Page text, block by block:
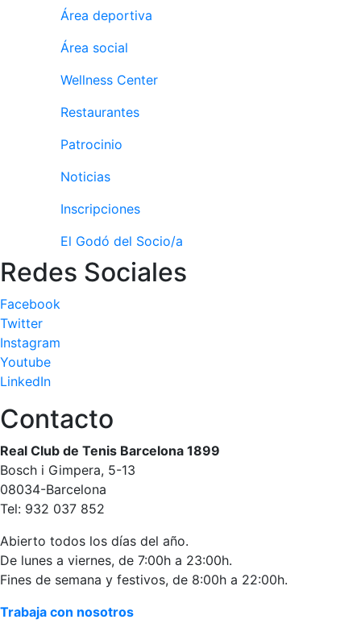
Normativa
Restaurantes
El Snack
Casa Arilla
Chill Out
Patrocinio
Patrocinadores
la Revista
Ventajas
sociales
¿Quieres ser
Patrocinador
del Club?
Noticias
Inscripciones
El Godó
Socio/a
Área deportiva
Área social
Wellness Center
Restaurantes
Patrocinio
Noticias
Inscripciones
El Godó del Socio/a
Redes Sociales
Facebook
Twitter
Instagram
Youtube
LinkedIn
Contacto
Real Club de Tenis Barcelona 1899
Bosch i Gimpera, 5-13
08034-Barcelona
Tel: 932 037 852
Abierto todos los días del año.
De lunes a viernes, de 7:00h a 23:00h.
Fines de semana y festivos, de 8:00h a 22:00h.
Trabaja con nosotros